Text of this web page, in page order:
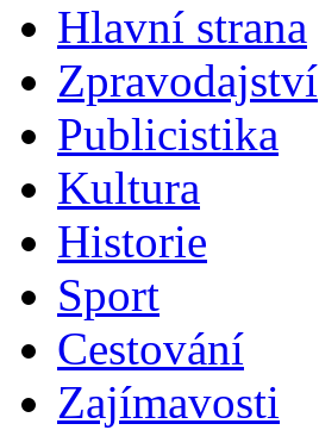
Hlavní strana
Zpravodajství
Publicistika
Kultura
Historie
Sport
Cestování
Zajímavosti